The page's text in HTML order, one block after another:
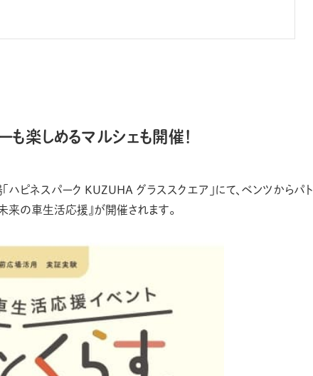
楽しめるマルシェも開催！
ピネスパーク KUZUHA グラススクエア」にて、ベンツからパト
来の車生活応援』が開催されます。